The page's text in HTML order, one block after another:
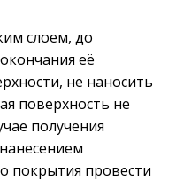
слоем, до
её
не наносить
поверхность не
получения
покрытия провести